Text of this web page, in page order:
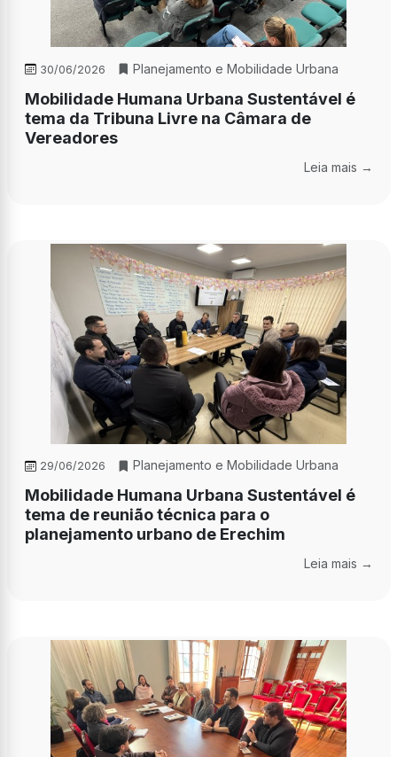
30/06/2026 Planejamento e Mobilidade Urbana
Mobilidade Humana Urbana Sustentável é
tema da Tribuna Livre na Câmara de
Vereadores
Leia mais →
29/06/2026 Planejamento e Mobilidade Urbana
Mobilidade Humana Urbana Sustentável é
tema de reunião técnica para o
planejamento urbano de Erechim
Leia mais →